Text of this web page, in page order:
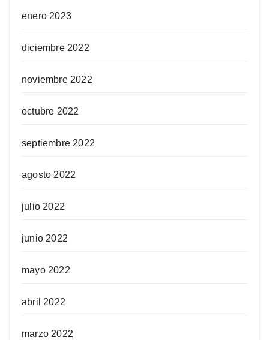
enero 2023
diciembre 2022
noviembre 2022
octubre 2022
septiembre 2022
agosto 2022
julio 2022
junio 2022
mayo 2022
abril 2022
marzo 2022